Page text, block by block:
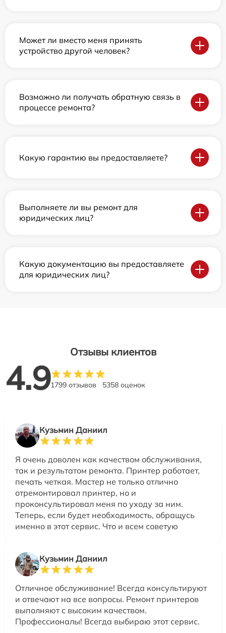
Может ли вместо меня принять
устройство другой человек?
Возможно ли получать обратную связь в
процессе ремонта?
Какую гарантию вы предоставляете?
Выполняете ли вы ремонт для
юридических лиц?
Какую документацию вы предоставляете
для юридических лиц?
Отзывы клиентов
4.91799 отзывов 5358 оценок
Кузьмин Даниил
Я очень доволен как качеством обслуживания,
так и результатом ремонта. Принтер работает,
печать четкая. Мастер не только отлично
отремонтировал принтер, но и
проконсультировал меня по уходу за ним.
Теперь, если будет необходимость, обращусь
именно в этот сервис. Что и всем советую
Кузьмин Даниил
Отличное обслуживание! Всегда консультируют
и отвечают на все вопросы. Ремонт принтеров
выполняют с высоким качеством.
Профессионалы! Всегда выбираю этот сервис.